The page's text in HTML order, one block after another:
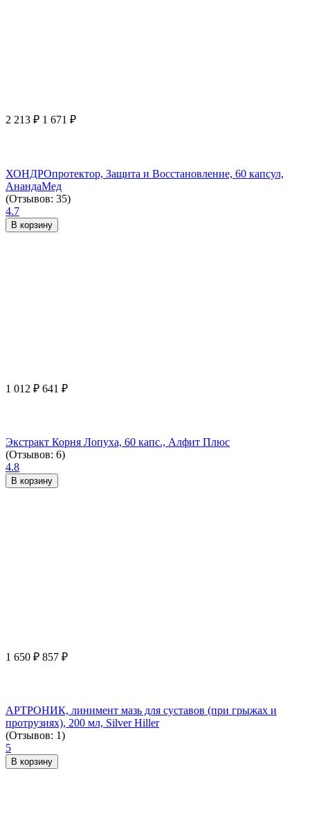
2 213 ₽ 1 671 ₽
ХОНДРОпротектор, Защита и Восстановление, 60 капсул,
АнандаМед
(Отзывов: 35)
4.7
В корзину
1 012 ₽ 641 ₽
Экстракт Корня Лопуха, 60 капс., Алфит Плюс
(Отзывов: 6)
4.8
В корзину
1 650 ₽ 857 ₽
АРТРОНИК, линимент мазь для суставов (при грыжах и
протрузиях), 200 мл, Silver Hiller
(Отзывов: 1)
5
В корзину